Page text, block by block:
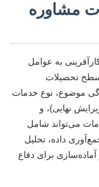
مشاوره
به عوامل
تحصیلات
موضوع، نوع خدمات
نهایی)، و
می‌تواند شامل
داده، تحلیل
برای دفاع